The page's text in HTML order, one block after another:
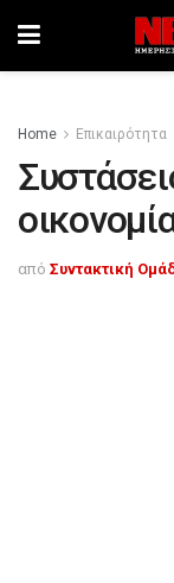
Home Επικαιρότητα
από Συντακτική